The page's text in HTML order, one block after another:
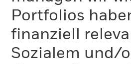
Portfolios
finanziell
Sozialem und/